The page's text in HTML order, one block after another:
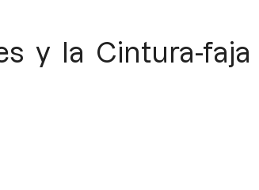
y la Cintura-